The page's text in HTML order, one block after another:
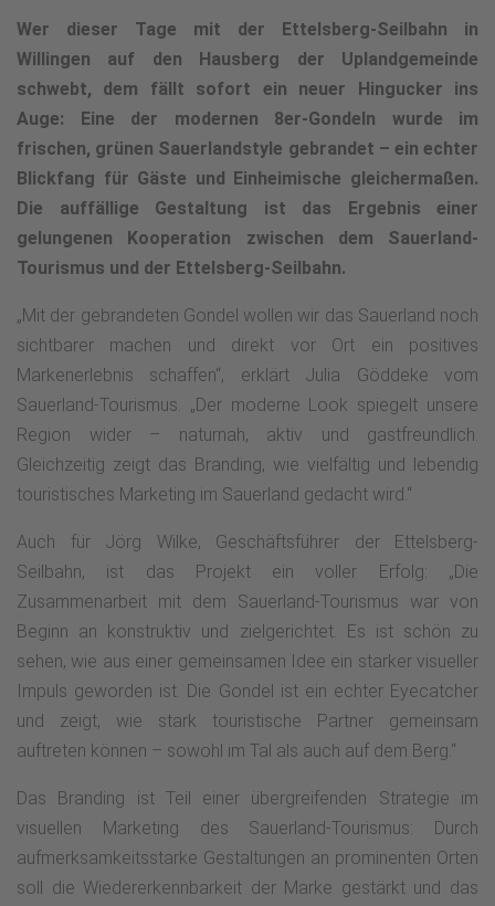
Wer dieser Tage mit der Ettelsberg-Seilbahn in
Willingen auf den Hausberg der Uplandgemeinde
schwebt, dem fällt sofort ein neuer Hingucker ins
Auge: Eine der modernen 8er-Gondeln wurde im
frischen, grünen Sauerlandstyle gebrandet – ein echter
Blickfang für Gäste und Einheimische gleichermaßen.
Die auffällige Gestaltung ist das Ergebnis einer
gelungenen Kooperation zwischen dem Sauerland-
Tourismus und der Ettelsberg-Seilbahn.
„Mit der gebrandeten Gondel wollen wir das Sauerland noch
sichtbarer machen und direkt vor Ort ein positives
Markenerlebnis schaffen“, erklärt Julia Göddeke vom
Sauerland-Tourismus. „Der moderne Look spiegelt unsere
Region wider – naturnah, aktiv und gastfreundlich.
Gleichzeitig zeigt das Branding, wie vielfältig und lebendig
touristisches Marketing im Sauerland gedacht wird.“
Auch für Jörg Wilke, Geschäftsführer der Ettelsberg-
Seilbahn, ist das Projekt ein voller Erfolg: „Die
Zusammenarbeit mit dem Sauerland-Tourismus war von
Beginn an konstruktiv und zielgerichtet. Es ist schön zu
sehen, wie aus einer gemeinsamen Idee ein starker visueller
Impuls geworden ist. Die Gondel ist ein echter Eyecatcher
und zeigt, wie stark touristische Partner gemeinsam
auftreten können – sowohl im Tal als auch auf dem Berg.“
Das Branding ist Teil einer übergreifenden Strategie im
visuellen Marketing des Sauerland-Tourismus: Durch
aufmerksamkeitsstarke Gestaltungen an prominenten Orten
soll die Wiedererkennbarkeit der Marke gestärkt und das